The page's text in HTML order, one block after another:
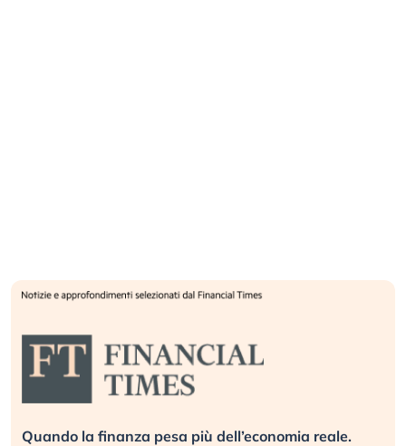
Quando la finanza pesa più dell’economia reale.